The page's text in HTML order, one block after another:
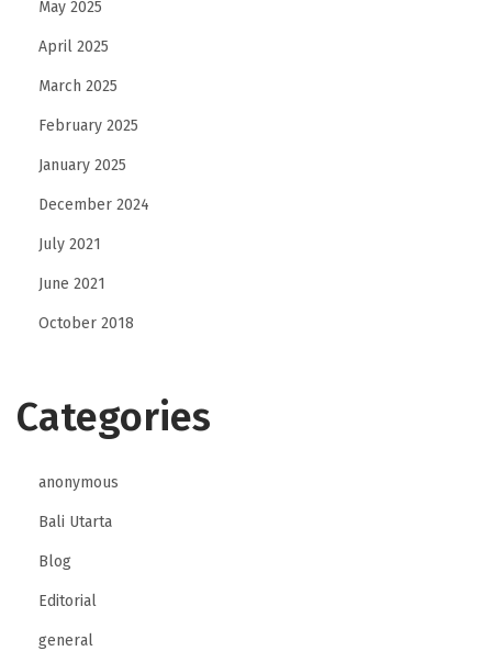
May 2025
April 2025
March 2025
February 2025
January 2025
December 2024
July 2021
June 2021
October 2018
Categories
anonymous
Bali Utarta
Blog
Editorial
general